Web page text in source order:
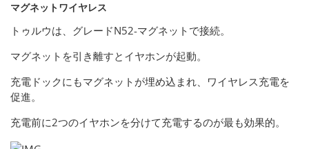
マグネットワイヤレス
トゥルウは、グレードN52-マグネットで接続。
マグネットを引き離すとイヤホンが起動。
充電ドックにもマグネットが埋め込まれ、ワイヤレス充電を
促進。
充電前に2つのイヤホンを分けて充電するのが最も効果的。